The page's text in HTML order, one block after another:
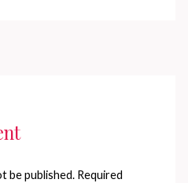
be published. Required